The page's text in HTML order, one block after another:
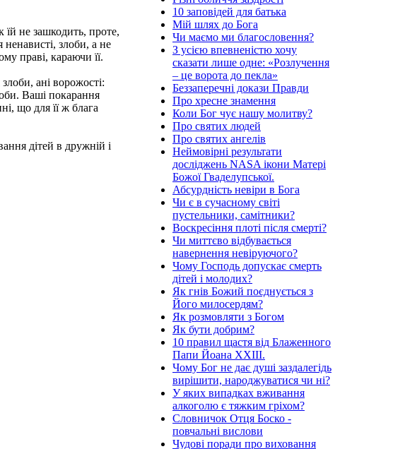
не зашкодить, проте,
злоби, а не
праві, караючи її.
ані ворожості:
Ваші покарання
що для її ж блага
дітей в дружній і
10 заповідей для батька
Мій шлях до Бога
Чи маємо ми благословення?
З усією впевненістю хочу
сказати лише одне: «Розлучення
– це ворота до пекла»
Беззаперечні докази Правди
Про хресне знамення
Коли Бог чує нашу молитву?
Про святих людей
Про святих ангелів
Неймовірні результати
досліджень NASA ікони Матері
Божої Гваделупської.
Абсурдність невіри в Бога
Чи є в сучасному світі
пустельники, самітники?
Воскресіння плоті після смерті?
Чи миттєво відбувається
навернення невіруючого?
Чому Господь допускає смерть
дітей і молодих?
Як гнів Божий поєднується з
Його милосердям?
Як розмовляти з Богом
Як бути добрим?
10 правил щастя від Блаженного
Папи Йоана XXIII.
Чому Бог не дає душі заздалегідь
вирішити, народжуватися чи ні?
У яких випадках вживання
алкоголю є тяжким гріхом?
Словничок Отця Боско -
повчальні вислови
Чудові поради про виховання